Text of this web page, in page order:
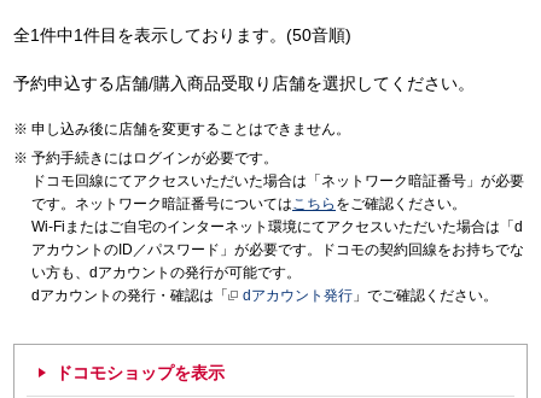
全1件中1件目を表示しております。(50音順)
予約申込する店舗/購入商品受取り店舗を選択してください。
申し込み後に店舗を変更することはできません。
予約手続きにはログインが必要です。
ドコモ回線にてアクセスいただいた場合は「ネットワーク暗証番号」が必要
です。ネットワーク暗証番号についてはこちら をご確認ください。
Wi-Fiまたはご自宅のインターネット環境にてアクセスいただいた場合は「d
アカウントのID／パスワード」が必要です。ドコモの契約回線をお持ちでな
い方も、dアカウントの発行が可能です。
dアカウントの発行・確認は「
dアカウント発行 」でご確認ください。
ドコモショップを表示